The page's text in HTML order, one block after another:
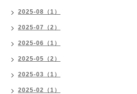
2025-08（1）
2025-07（2）
2025-06（1）
2025-05（2）
2025-03（1）
2025-02（1）